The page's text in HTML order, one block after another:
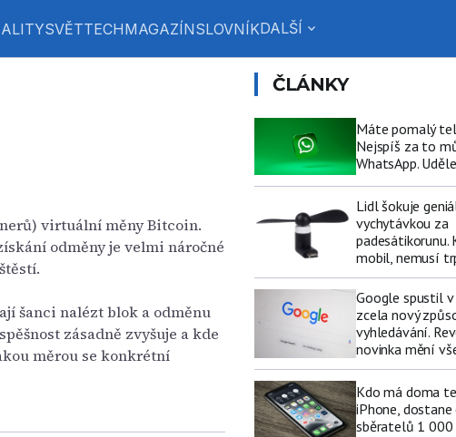
SVĚTTECHMAGAZÍNSLOVNÍKDALŠÍ expand_more
virtuální měny Bitcoin.
odměny je velmi náročné
šanci nalézt blok a odměnu
zásadně zvyšuje a kde
měrou se konkrétní
ČLÁNKY
Máte pomalý
Nejspíš za to
WhatsApp.
Lidl šokuje
vychytávkou za
padesátikorunu.
mobil, nemusí
Google spustil v
zcela nový
vyhledávání.
novinka mění
Kdo má doma
iPhone, dostane
sběratelů 1 000